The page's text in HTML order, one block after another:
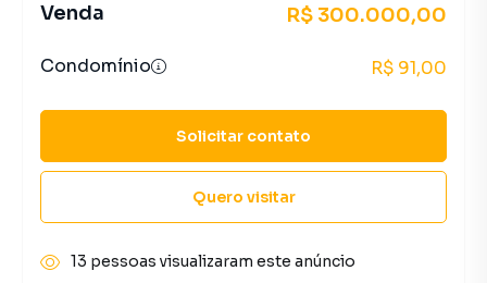
Venda R$ 300.000,00
Condomínio R$ 91,00
Solicitar contato
Quero visitar
13 pessoas visualizaram este anúncio